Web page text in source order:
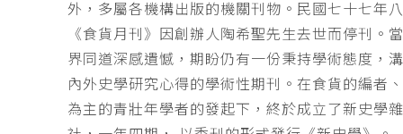
外，多屬各機構出版的機關刊物。民國七十七年
《食貨月刊》因創辦人陶希聖先生去世而停刊。
界同道深感遺憾，期盼仍有一份秉持學術態度，
內外史學研究心得的學術性期刊。在食貨的編者
為主的青壯年學者的發起下，終於成立了新史學